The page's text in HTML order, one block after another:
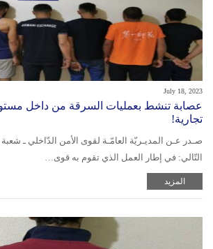
July 18, 2023
عصابة تنشط بعمليات السرقة من داخل
تجارية!
صـدر عـن المديـريّة العامّـة لقوى الأمن الدّاخلي ـ شعبة
التّالي: في إطار العمل الذي تقوم به قوى…
المزيد